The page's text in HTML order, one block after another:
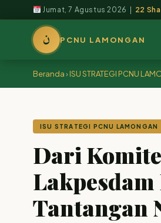
Jumat, 7 Agustus 2026 | 22
ن PCNU LAMONGAN
Beranda›ISU STRATEGI PCNU
ISU STRATEGI PCNU LAMONGAN
Dari
Lakpesdam
Tantangan